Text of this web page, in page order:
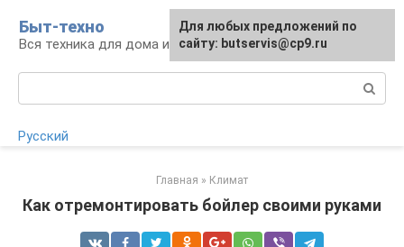
контенту
Быт-техно
Вся техника для дома и сада
Русский
Главная » Климат
Как отремонтировать бойлер своими руками
Для любых предложений по
сайту: butservis@cp9.ru